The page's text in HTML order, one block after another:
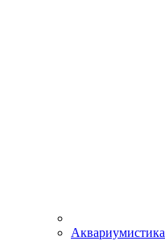
Аквариумистика